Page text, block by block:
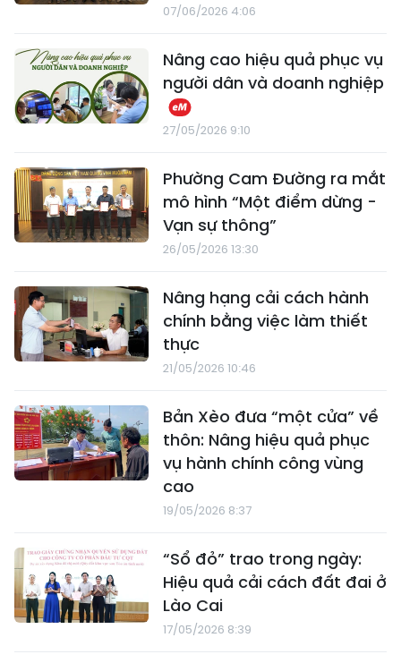
07/06/2026 4:06
Nâng cao hiệu quả phục vụ
người dân và doanh nghiệp
27/05/2026 9:10
Phường Cam Đường ra mắt
mô hình “Một điểm dừng -
Vạn sự thông”
26/05/2026 13:30
Nâng hạng cải cách hành
chính bằng việc làm thiết
thực
21/05/2026 10:46
Bản Xèo đưa “một cửa” về
thôn: Nâng hiệu quả phục
vụ hành chính công vùng
cao
19/05/2026 8:37
“Sổ đỏ” trao trong ngày:
Hiệu quả cải cách đất đai ở
Lào Cai
17/05/2026 8:39